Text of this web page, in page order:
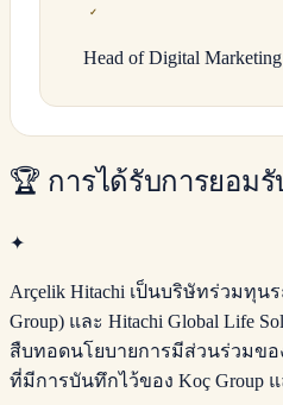
✓
Head of Digital Marketing
🏆 การได้รับการยอมรั
✦
Arçelik Hitachi เป็นบริษัทร่วมทุน
Group) และ Hitachi Global Life
สืบทอดนโยบายการมีส่วนร่วมขอ
ที่มีการบันทึกไว้ของ Koç Group แ